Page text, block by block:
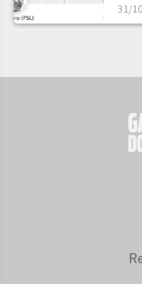
31/